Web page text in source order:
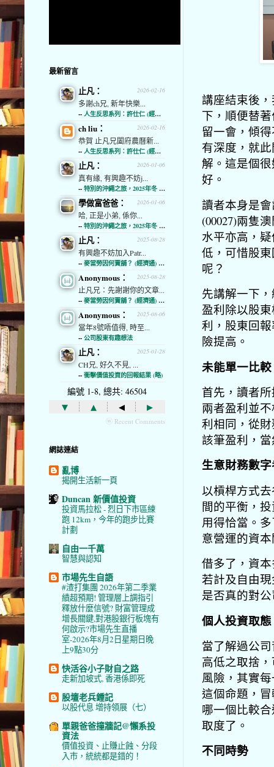
講座結束後
下，順便替
留一會，傾
有深度，就
解。這是個
好。
讀者本身是
(00027)兩隻
水平亦高，
低，可惜股
呢？
先講解一下
盈利除以股
利，股東回
險提高。
未能單一比較
首先，讀者
兩者盈利並
利相同，從
該筆盈利，
生意財務數
以槓桿方式
間的平衡，
用得恰當。
意營運的資
借多了，資
若計及自由
是否真的對
個人投資取態
當了解過公
高低之取捨
風險，其實
這個命題，
哪一個比較
取度了。
不同時勢
最新留言
2026-02-16
止凡：
多謝ch兄, 新年快樂...
-- 人生反思系列：許仕仁 (經濟通)
2026-02-16
ch liu：
恭賀 止凡兄闔府農曆新...
-- 人生反思系列：許仕仁 (經濟通)
2026-01-06
止凡：
真有緣, 有興趣不妨j...
-- 特別的沖繩之旅，2025年冬 (經濟通)
2026-01-06
學做富爸爸：
哈, 正是小弟, 係你...
-- 特別的沖繩之旅，2025年冬 (經濟通)
2025-08-28
止凡：
有興趣不妨加入Patr...
-- 麥當勞因何賣舖？ (經濟通) (略)
2025-08-28
Anonymous：
止凡兄：先謝謝你的文章...
-- 麥當勞因何賣舖？ (經濟通) (略)
2025-08-06
Anonymous：
當年8號唔值得, 時至...
-- 公司股東有趣想法
2025-01-28
止凡：
CH兄, 好久不見, ...
-- 衝擊價值投資的回報結果 (略)
編號 1-8, 總共: 46504
▾ ▴ ◂ ▸
ⓦ Recent Comments
網誌連結
亂博
揭開生活新一頁
Duncan 新價值投資
投資馬拉松 - 烈日下市區練
跑 12km，今年的跑步比賽
計劃
自由一千萬
智慧與認知
市場先生自語
#渣打集團 2026年第二季業
績超預期! 管理層上調指引
釋放什麼信號? 財富管理成
增長關鍵,對港股銀行板塊有
何啟示?市場先生直播
室-2026年8月2日星期日晚
上9點30分
快活谷小子財自之路
走新加坡式, 香港係即死
股壇老兵鍾記
以股代息 增持領展（七）
單親爸爸撞牆記@懶系投
資法
價值投資、止賺止蝕、分段
入市，統統都是錯的！